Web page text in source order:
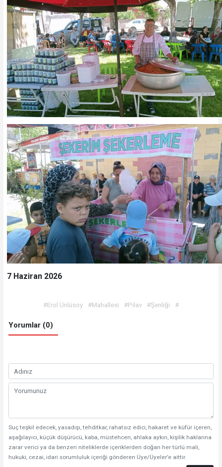
7 Haziran 2026
#Erol Ünlüsoy #Mahallesi #Pilav #Şenliği #
Yorumlar (0)
Suç teşkil edecek, yasadışı, tehditkar, rahatsız edici, hakaret ve küfür içeren,
aşağılayıcı, küçük düşürücü, kaba, müstehcen, ahlaka aykırı, kişilik haklarına
zarar verici ya da benzeri niteliklerde içeriklerden doğan her türlü mali,
hukuki, cezai, idari sorumluluk içeriği gönderen Üye/Üyeler’e aittir.